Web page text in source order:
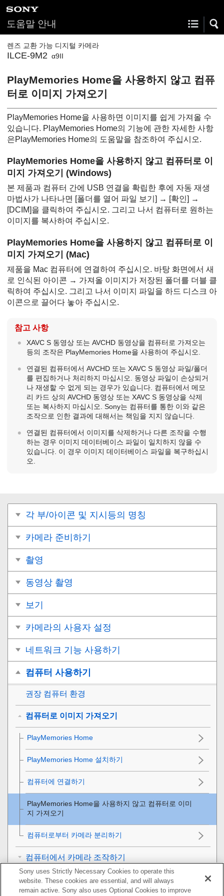
도움말 안내
렌즈 교환 가능 디지털 카메라
ILCE-9M2 α9II
PlayMemories Home을 사용하지 않고 컴퓨
터로 이미지 가져오기
PlayMemories Home을 사용하면 이미지를 쉽게 가져올 수
있습니다. PlayMemories Home의 기능에 관한 자세한 사항
은PlayMemories Home의 도움말을 참조하여 주십시오.
PlayMemories Home을 사용하지 않고 컴퓨터로 이
미지 가져오기 (Windows)
본 제품과 컴퓨터 간에 USB 연결을 확립한 후에 자동 재생
마법사가 나타나면 [폴더를 열어 파일 보기] → [확인] →
[DCIM]을 클릭하여 주십시오. 그리고 나서 컴퓨터로 원하는
이미지를 복사하여 주십시오.
PlayMemories Home을 사용하지 않고 컴퓨터로 이
미지 가져오기 (Mac)
제품을 Mac 컴퓨터에 연결하여 주십시오. 바탕 화면에서 새
로 인식된 아이콘 → 가져올 이미지가 저장된 폴더를 더블 클
릭하여 주십시오. 그리고 나서 이미지 파일을 하드 디스크 아
이콘으로 끌어다 놓아 주십시오.
참고 사항
XAVC S 동영상 또는 AVCHD 동영상을 컴퓨터로 가져오는
등의 조작은 PlayMemories Home을 사용하여 주십시오.
연결된 컴퓨터에서 AVCHD 또는 XAVC S 동영상 파일/폴더
를 편집하거나 처리하지 마십시오. 동영상 파일이 손상되거
나 재생할 수 없게 되는 경우가 있습니다. 컴퓨터에서 메모
리 카드 상의 AVCHD 동영상 또는 XAVC S 동영상을 삭제
또는 복사하지 마십시오. Sony는 컴퓨터를 통한 이와 같은
조작으로 인한 결과에 대해서는 책임을 지지 않습니다.
연결된 컴퓨터에서 이미지를 삭제하거나 다른 조작을 수행
하는 경우 이미지 데이터베이스 파일이 일치하지 않을 수
있습니다. 이 경우 이미지 데이터베이스 파일을 복구하십시
오.
각 부/아이콘 및 지시등의 명칭
카메라 준비하기
촬영
동영상 촬영
보기
카메라의 사용자 설정
네트워크 기능 사용하기
컴퓨터 사용하기
권장 컴퓨터 환경
컴퓨터로 이미지 가져오기
PlayMemories Home
PlayMemories Home 설치하기
컴퓨터에 연결하기
PlayMemories Home을 사용하지 않고 컴퓨터로 이미
지 가져오기
컴퓨터로부터 카메라 분리하기
컴퓨터에서 카메라 조작하기
컴퓨터로 이미지 전송
Sony uses Strictly Necessary Cookies to operate this
website. These cookies are essential, and will always
remain active. Sony also uses Optional Cookies to improve